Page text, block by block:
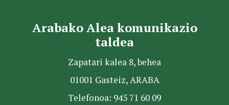
Arabako Alea komunikazio
taldea
Zapatari kalea 8, behea
01001 Gasteiz, ARABA
Telefonoa: 945 71 60 09